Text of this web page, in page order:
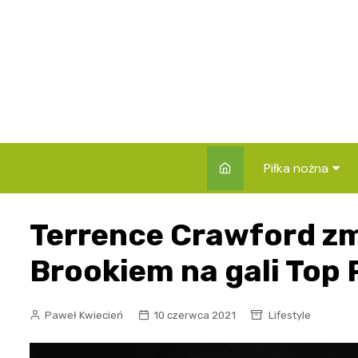
Piłka nożna
Składy i
Reprezentacje
Terrence Crawford
Brookiem na gali Top
Paweł Kwiecień 10 czerwca 2021 Lifestyle